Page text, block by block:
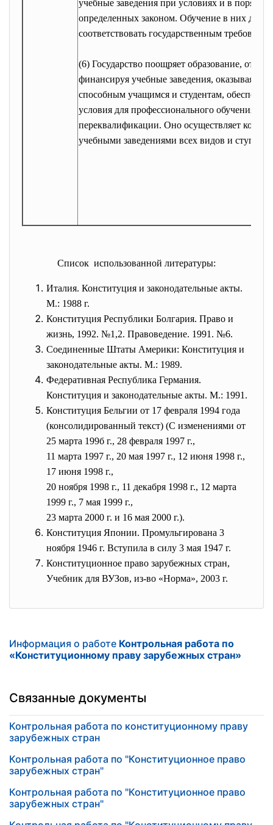
учебные заведения при условиях и в порядке,
определенных законом. Обучение в них
соответствовать государственным
(6) Государство поощряет образование,
финансируя учебные заведения, оказывая
способным учащимся и студентам,
условия для профессионального обучения и
переквалификации. Оно осуществляет
учебными заведениями всех видов и
Список использованной литературы:
Италия. Конституция и законодательные акты.
М.: 1988 г.
Конституция Республики Болгария. Право и
жизнь, 1992. №1,2. Правоведение. 1991. №6.
Соединенные Штаты Америки: Конституция и
законодательные акты. М.: 1989.
Федеративная Республика Германия.
Конституция и законодательные акты. М.: 1991.
Конституция Бельгии от 17 февраля 1994 года
(консолидированный текст) (С изменениями от
25 марта 199б г., 28 февраля 1997 г.,
11 марта 1997 г., 20 мая 1997 г., 12 июня 1998 г.,
17 июня 1998 г.,
20 ноября 1998 г., 11 декабря 1998 г., 12 марта
1999 г., 7 мая 1999 г.,
23 марта 2000 г. и 16 мая 2000 г.).
Конституция Японии. Промульгирована 3
ноября 1946 г. Вступила в силу 3 мая 1947 г.
Конституционное право зарубежных стран,
Учебник для ВУЗов, из-во «Норма», 2003 г.
Информация о работе Контрольная работа по
«Конституционному праву зарубежных стран»
Связанные документы
Контрольная работа по конституционному праву
зарубежных стран
Контрольная работа по "Конституционное право
зарубежных стран"
Контрольная работа по "Конституционное право
зарубежных стран"